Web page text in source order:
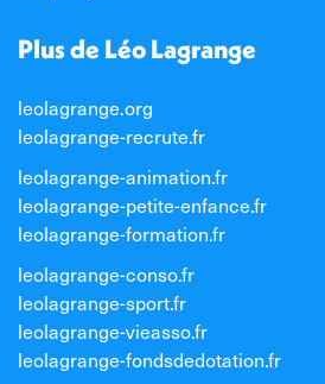
Plus de Léo Lagrange
leolagrange.org
leolagrange-recrute.fr
leolagrange-animation.fr
leolagrange-petite-enfance.fr
leolagrange-formation.fr
leolagrange-conso.fr
leolagrange-sport.fr
leolagrange-vieasso.fr
leolagrange-fondsdedotation.fr